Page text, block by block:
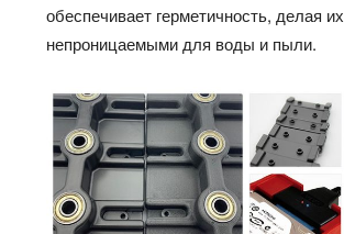
обеспечивает герметичность, делая их
непроницаемыми для воды и пыли.